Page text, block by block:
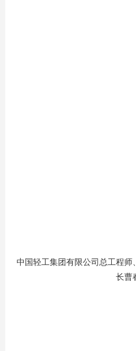
中国轻工集团有限公司总工程
长曹